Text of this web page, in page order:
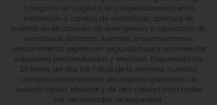
o negocio en Llagosta. Nos especializamos en la
instalación y cambio de cerraduras, apertura de
puertas en situaciones de emergencia, y reparación de
cerraduras dañadas. Además, proporcionamos
asesoramiento experto en seguridad para recomendar
soluciones personalizadas y efectivas. Disponibles las
24 horas del día, los 7 días de la semana, nuestros
cerrajeros profesionales de Llagosta garantizan un
servicio rápido, eficiente y de alta calidad para todas
tus necesidades de seguridad.